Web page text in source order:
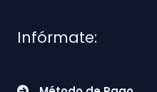
Infórmate: